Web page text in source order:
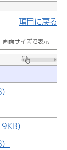
項目に戻る
画面サイズで表示
）